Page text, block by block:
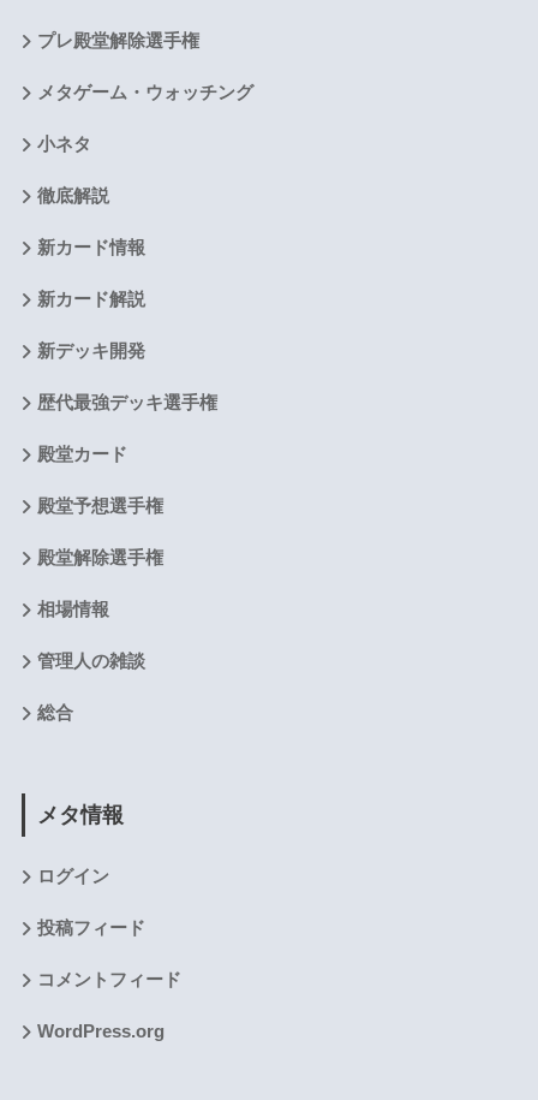
プレ殿堂解除選手権
メタゲーム・ウォッチング
小ネタ
徹底解説
新カード情報
新カード解説
新デッキ開発
歴代最強デッキ選手権
殿堂カード
殿堂予想選手権
殿堂解除選手権
相場情報
管理人の雑談
総合
メタ情報
ログイン
投稿フィード
コメントフィード
WordPress.org